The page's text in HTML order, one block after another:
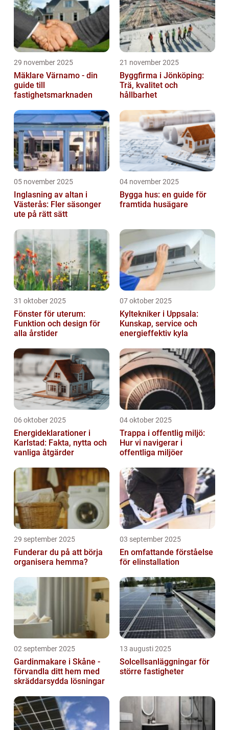
29 november 2025
Mäklare Värnamo - din
guide till
fastighetsmarknaden
21 november 2025
Byggfirma i Jönköping:
Trä, kvalitet och
hållbarhet
05 november 2025
Inglasning av altan i
Västerås: Fler säsonger
ute på rätt sätt
04 november 2025
Bygga hus: en guide för
framtida husägare
31 oktober 2025
Fönster för uterum:
Funktion och design för
alla årstider
07 oktober 2025
Kyltekniker i Uppsala:
Kunskap, service och
energieffektiv kyla
06 oktober 2025
Energideklarationer i
Karlstad: Fakta, nytta och
vanliga åtgärder
04 oktober 2025
Trappa i offentlig miljö:
Hur vi navigerar i
offentliga miljöer
29 september 2025
Funderar du på att börja
organisera hemma?
03 september 2025
En omfattande förståelse
för elinstallation
02 september 2025
Gardinmakare i Skåne -
förvandla ditt hem med
skräddarsydda lösningar
13 augusti 2025
Solcellsanläggningar för
större fastigheter